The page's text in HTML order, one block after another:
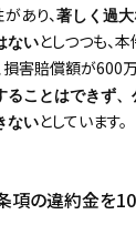
あり、 著しく過
ないとしつつも、
害賠償額が600万
ることはできず
ないとしています。
項の違約金を